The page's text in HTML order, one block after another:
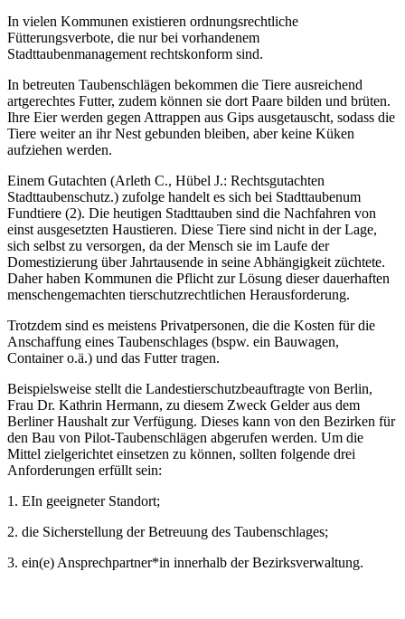
In vielen Kommunen existieren ordnungsrechtliche
Fütterungsverbote, die nur bei vorhandenem
Stadttaubenmanagement rechtskonform sind.
In betreuten Taubenschlägen bekommen die Tiere ausreichend
artgerechtes Futter, zudem können sie dort Paare bilden und brüten.
Ihre Eier werden gegen Attrappen aus Gips ausgetauscht, sodass die
Tiere weiter an ihr Nest gebunden bleiben, aber keine Küken
aufziehen werden.
Einem Gutachten (Arleth C., Hübel J.: Rechtsgutachten
Stadttaubenschutz.) zufolge handelt es sich bei Stadttaubenum
Fundtiere (2). Die heutigen Stadttauben sind die Nachfahren von
einst ausgesetzten Haustieren. Diese Tiere sind nicht in der Lage,
sich selbst zu versorgen, da der Mensch sie im Laufe der
Domestizierung über Jahrtausende in seine Abhängigkeit züchtete.
Daher haben Kommunen die Pflicht zur Lösung dieser dauerhaften
menschengemachten tierschutzrechtlichen Herausforderung.
Trotzdem sind es meistens Privatpersonen, die die Kosten für die
Anschaffung eines Taubenschlages (bspw. ein Bauwagen,
Container o.ä.) und das Futter tragen.
Beispielsweise stellt die Landestierschutzbeauftragte von Berlin,
Frau Dr. Kathrin Hermann, zu diesem Zweck Gelder aus dem
Berliner Haushalt zur Verfügung. Dieses kann von den Bezirken für
den Bau von Pilot-Taubenschlägen abgerufen werden. Um die
Mittel zielgerichtet einsetzen zu können, sollten folgende drei
Anforderungen erfüllt sein:
1. EIn geeigneter Standort;
2. die Sicherstellung der Betreuung des Taubenschlages;
3. ein(e) Ansprechpartner*in innerhalb der Bezirksverwaltung.